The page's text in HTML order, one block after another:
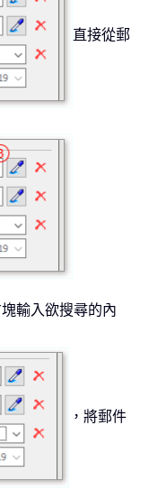
直接從郵
輸入欲搜尋的內
，將郵件